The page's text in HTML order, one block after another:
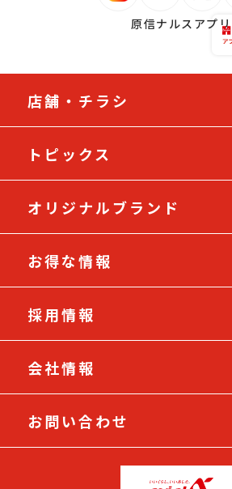
原信ナルスアプリ
店舗・チラシ
トピックス
オリジナルブランド
お得な情報
採用情報
会社情報
お問い合わせ